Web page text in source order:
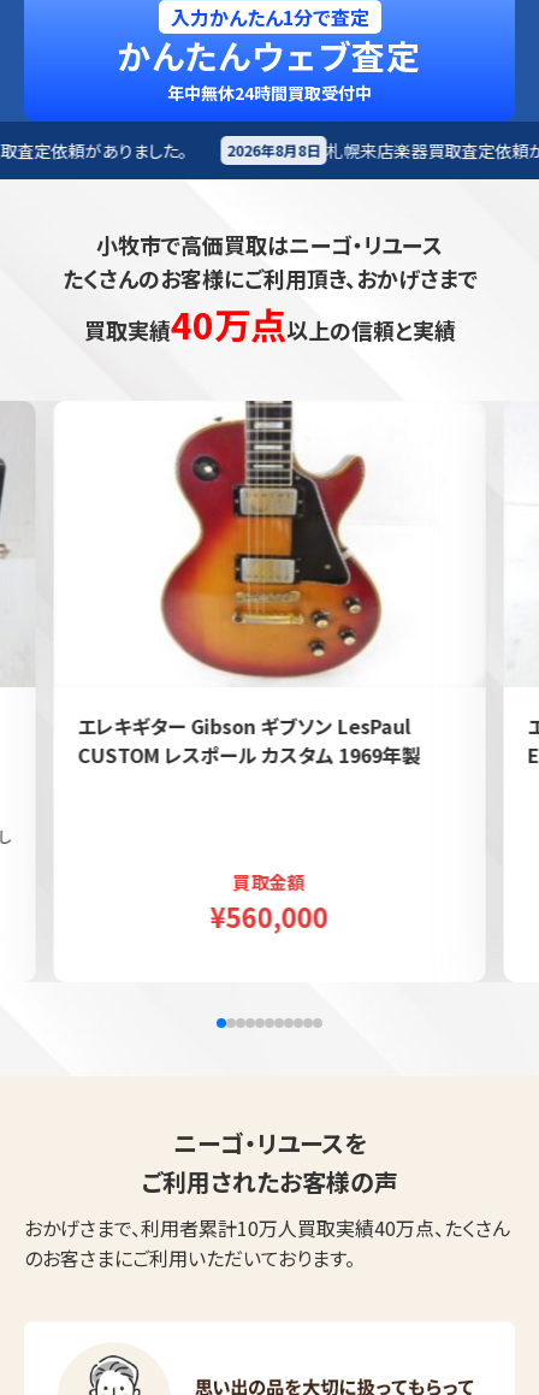
入力かんたん1分で査定
かんたんウェブ査定
年中無休24時間買取受付中
2026年8月8日 札幌来店楽器買取査定依頼がありました。 2026年8月
小牧市で高価買取はニーゴ・リユース
たくさんのお客様にご利用頂き、おかげさまで
買取実績40万点以上の信頼と実績
エレキギター Gibson ギブソン LesPaul
CUSTOM レスポール カスタム 1969年製
買取金額
¥560,000
ニーゴ・リユースを
ご利用されたお客様の声
おかげさまで、利用者累計10万人買取実績40万点、たくさん
のお客さまにご利用いただいております。